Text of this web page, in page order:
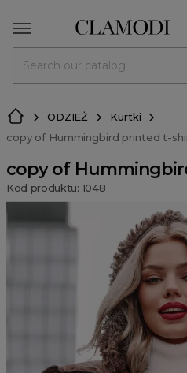
ODZIEŻ
Kurtki
copy of Hummingbird printed t-
copy of
Kod produktu: 1048